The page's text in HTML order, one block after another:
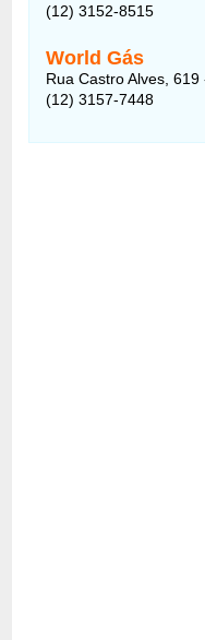
(12) 3152-8515
World Gás
Rua Castro Alves,
(12) 3157-7448